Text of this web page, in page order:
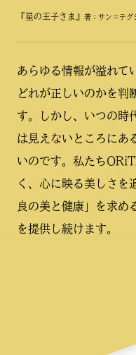
『星の王子さま』 著：サン＝テグ
あらゆる情報が溢れて
どれが正しいのかを判
す。しかし、いつの時
は見えないところにあ
いのです。私たち
く、心に映る美しさを
良の美と健康」を求め
を提供し続けます。